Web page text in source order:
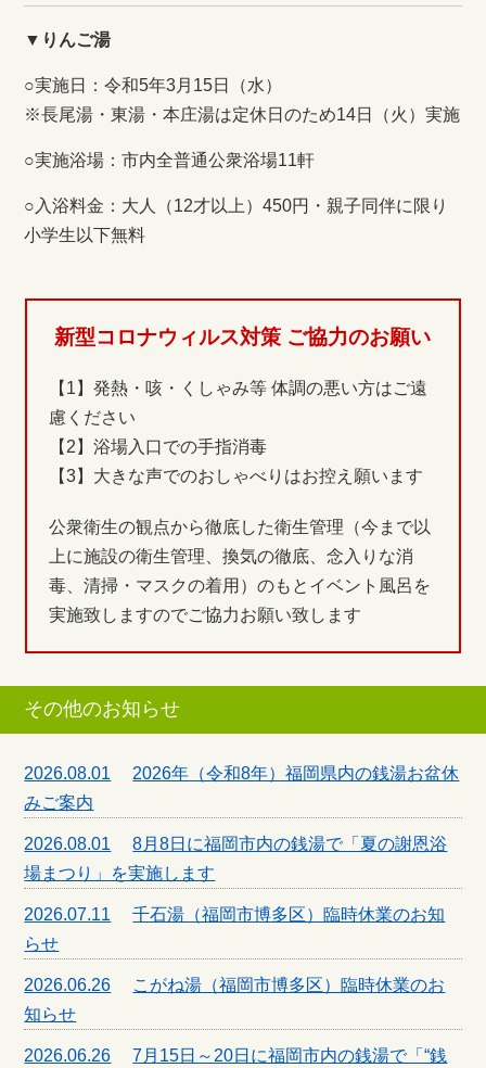
▼りんご湯
○実施日：令和5年3月15日（水）
※長尾湯・東湯・本庄湯は定休日のため14日（火）実施
○実施浴場：市内全普通公衆浴場11軒
○入浴料金：大人（12才以上）450円・親子同伴に限り
小学生以下無料
新型コロナウィルス対策 ご協力のお願い
【1】発熱・咳・くしゃみ等 体調の悪い方はご遠
慮ください
【2】浴場入口での手指消毒
【3】大きな声でのおしゃべりはお控え願います
公衆衛生の観点から徹底した衛生管理（今まで以
上に施設の衛生管理、換気の徹底、念入りな消
毒、清掃・マスクの着用）のもとイベント風呂を
実施致しますのでご協力お願い致します
その他のお知らせ
2026.08.01
2026年（令和8年）福岡県内の銭湯お盆休
みご案内
2026.08.01
8月8日に福岡市内の銭湯で「夏の謝恩浴
場まつり」を実施します
2026.07.11
千石湯（福岡市博多区）臨時休業のお知
らせ
2026.06.26
こがね湯（福岡市博多区）臨時休業のお
知らせ
2026.06.26 7月15日～20日に福岡市内の銭湯で「“銭